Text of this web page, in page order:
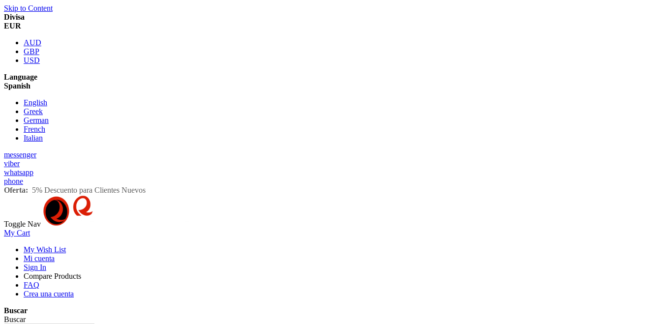
Skip to Content
Divisa
EUR
AUD
GBP
USD
Language
Spanish
English
Greek
German
French
Italian
messenger
viber
whatsapp
phone
Oferta: 5% Descuento para Clientes Nuevos
Toggle Nav
My Cart
My Wish List
Mi cuenta
Sign In
Compare Products
FAQ
Crea una cuenta
Buscar
Buscar